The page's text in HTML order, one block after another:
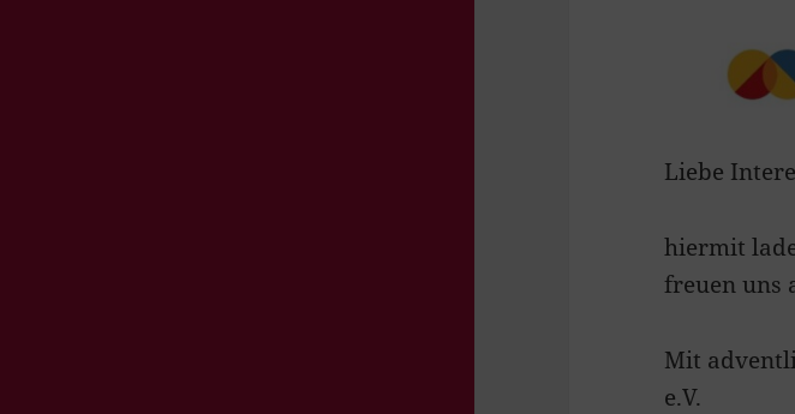
Liebe
hiermit
freuen uns
Mit
e.V.